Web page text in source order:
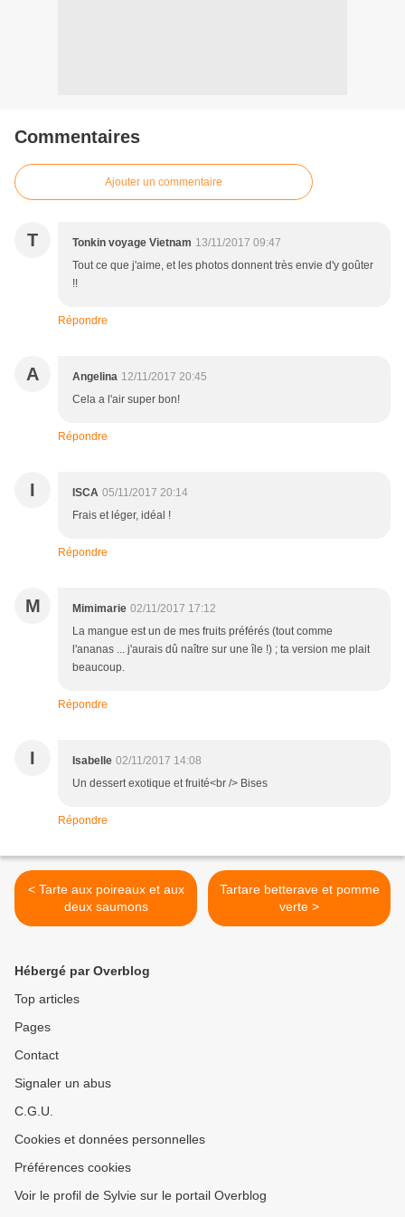
Commentaires
Ajouter un commentaire
T Tonkin voyage Vietnam 13/11/2017 09:47
Tout ce que j'aime, et les photos donnent très envie d'y goûter
!!
Répondre
A Angelina 12/11/2017 20:45
Cela a l'air super bon!
Répondre
I ISCA 05/11/2017 20:14
Frais et léger, idéal !
Répondre
M Mimimarie 02/11/2017 17:12
La mangue est un de mes fruits préférés (tout comme
l'ananas ... j'aurais dû naître sur une île !) ; ta version me plait
beaucoup.
Répondre
I Isabelle 02/11/2017 14:08
Un dessert exotique et fruité<br /> Bises
Répondre
< Tarte aux poireaux et aux
deux saumons
Tartare betterave et pomme
verte >
Hébergé par Overblog
Top articles
Pages
Contact
Signaler un abus
C.G.U.
Cookies et données personnelles
Préférences cookies
Voir le profil de Sylvie sur le portail Overblog